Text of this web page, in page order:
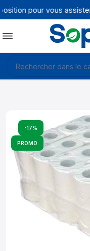
pour vous assister.
-17%
PROMO